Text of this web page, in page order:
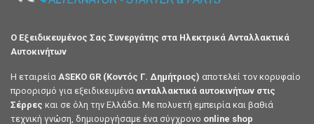
Ο Εξειδικευμένος Σας Συνεργάτης στα Ηλεκτρικά Ανταλλακτικά
Αυτοκινήτων
Η εταιρεία ASEKO GR (Κοντός Γ. Δημήτριος) αποτελεί τον κορυφαίο
προορισμό για εξειδικευμένα ανταλλακτικά αυτοκινήτων στις
Σέρρες και σε όλη την Ελλάδα. Με πολυετή εμπειρία και βαθιά
τεχνική γνώση, δημιουργήσαμε ένα σύγχρονο online shop